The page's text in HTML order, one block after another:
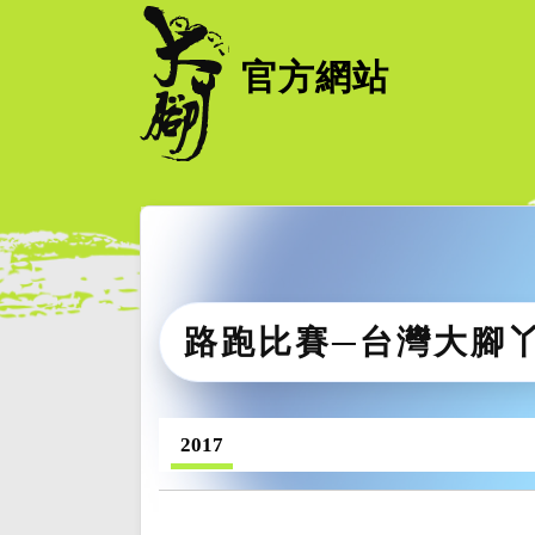
官方網站
路跑比賽─台灣大腳
2017